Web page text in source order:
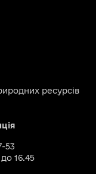
ресурсів
53
16.45